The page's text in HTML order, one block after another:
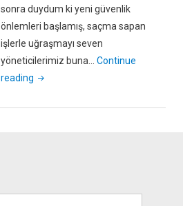
sonra duydum ki yeni güvenlik
önlemleri başlamış, saçma sapan
işlerle uğraşmayı seven
yöneticilerimiz buna…Continue
reading "Havaalanlarında
Yeni